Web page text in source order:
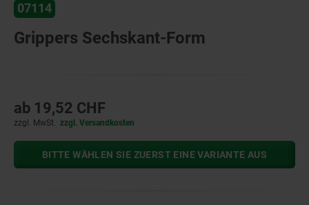
07114
Grippers Sechskant-Form
ab 19,52 CHF
zzgl. MwSt. zzgl. Versandkosten
BITTE WÄHLEN SIE ZUERST EINE VARIANTE AUS